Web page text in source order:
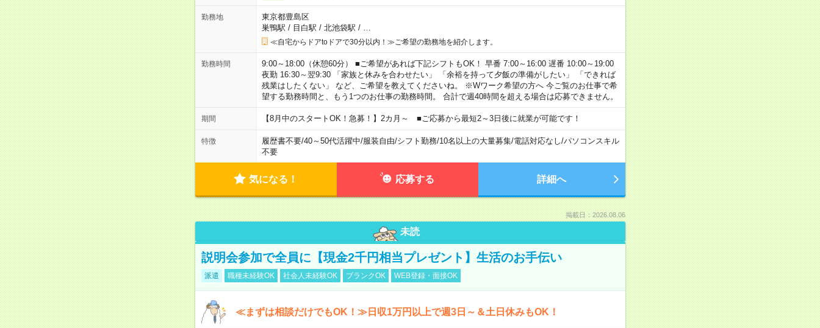
勤務地
東京都豊島区
巣鴨駅 / 目白駅 / 北池袋駅 /
≪自宅からドアtoドアで30分以内！≫ご希望の勤務地を紹介します。
勤務時間
9:00～18:00（休憩60分） ■ご希望があれば下記シフトもOK！ 早番 7:00～16:00 遅番 10:00～19:00
夜勤 16:30～翌9:30 「家族と休みを合わせたい」 「余裕を持って夕飯の準備がしたい」 「できれば
残業はしたくない」 など、ご希望を教えてくださいね。 ※Wワーク希望の方へ 今ご覧のお仕事で希
望する勤務時間と、もう1つのお仕事の勤務時間。 合計で週40時間を超える場合は応募できません。
期間 【8月中のスタートOK！急募！】2カ月～ ■ご応募から最短2～3日後に就業が可能です！
特徴 履歴書不要/40～50代活躍中/服装自由/シフト勤務/10名以上の大量募集/電話対応なし/パソコンスキル
不要
気になる！ 応募する 詳細へ
掲載日：2026.08.06
未読
説明会参加で全員に【現金2千円相当プレゼント】生活のお手伝い
派遣 職種未経験OK 社会人未経験OK ブランクOK WEB登録・面接OK
≪まずは相談だけでもOK！≫日収1万円以上で週3日～＆土日休みもOK！